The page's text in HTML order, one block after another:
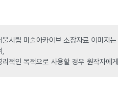
울시립 미술아카이브 소장자료 이미지
,
리적인 목적으로 사용할 경우 원작자에